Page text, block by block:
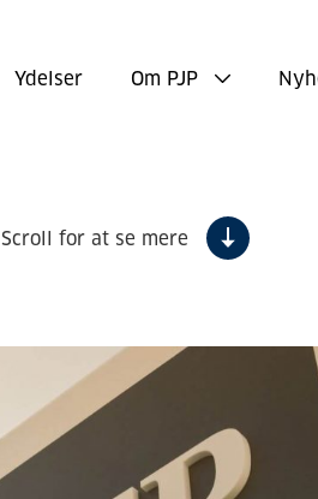
Ydelser Om PJP
Scroll for at se mere